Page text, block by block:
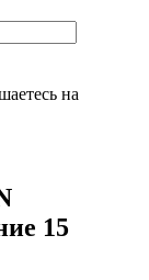
на
15